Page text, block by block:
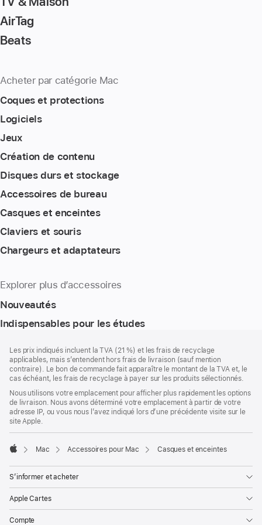
AirTag
Beats
Acheter par catégorie Mac
Coques et protections
Logiciels
Jeux
Création de contenu
Disques durs et stockage
Accessoires de bureau
Casques et enceintes
Claviers et souris
Chargeurs et adaptateurs
Explorer plus d’accessoires
Nouveautés
Indispensables pour les études
de
page
de
bas
de
Les prix indiqués incluent la TVA (21 %) et les frais de recyclage
applicables, mais s’entendent hors frais de livraison (sauf mention
contraire). Le bon de commande fait apparaître le montant de la TVA et, le
cas échéant, les frais de recyclage à payer sur les produits sélectionnés.
Nous utilisons votre emplacement pour afficher plus rapidement les options
de livraison. Nous avons déterminé votre emplacement à partir de votre
adresse IP, ou vous nous l’avez indiqué lors d’une précédente visite sur le
site Apple.
Mac Accessoires pour Mac Casques et enceintes
S’informer et acheter
Apple Cartes
Compte